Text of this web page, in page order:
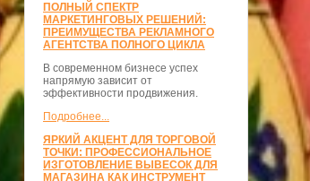
ПОЛНЫЙ СПЕКТР
МАРКЕТИНГОВЫХ РЕШЕНИЙ:
ПРЕИМУЩЕСТВА РЕКЛАМНОГО
АГЕНТСТВА ПОЛНОГО ЦИКЛА
В современном бизнесе успех
напрямую зависит от
эффективности продвижения.
Подробнее...
ЯРКИЙ АКЦЕНТ ДЛЯ ТОРГОВОЙ
ТОЧКИ: ПРОФЕССИОНАЛЬНОЕ
ИЗГОТОВЛЕНИЕ ВЫВЕСОК ДЛЯ
МАГАЗИНА КАК ИНСТРУМЕНТ